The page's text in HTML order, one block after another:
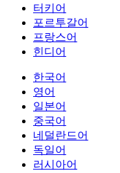
터키어
포르투갈어
프랑스어
힌디어
한국어
영어
일본어
중국어
네덜란드어
독일어
러시아어